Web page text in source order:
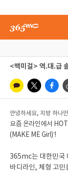
<맥미걸>
안녕하세요, 지방 하나
요즘 온라인에서
(MAKE ME Girl)’!
365mc는 대한민국
바디라인, 체형 고민